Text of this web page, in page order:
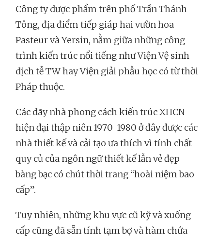
Công ty dược phẩm trên phố Trần Thánh
Tông, địa điểm tiếp giáp hai vườn hoa
Pasteur và Yersin, nằm giữa những công
trình kiến trúc nổi tiếng như Viện Vệ sinh
dịch tễ TW hay Viện giải phẫu học có từ thời
Pháp thuộc.
Các dãy nhà phong cách kiến trúc XHCN
hiện đại thập niên 1970-1980 ở đây được các
nhà thiết kế và cải tạo ưa thích vì tính chất
quy củ của ngôn ngữ thiết kế lẫn vẻ đẹp
bàng bạc có chút thời trang “hoài niệm bao
cấp”.
Tuy nhiên, những khu vực cũ kỹ và xuống
cấp cũng đã sẵn tính tạm bợ và hàm chứa